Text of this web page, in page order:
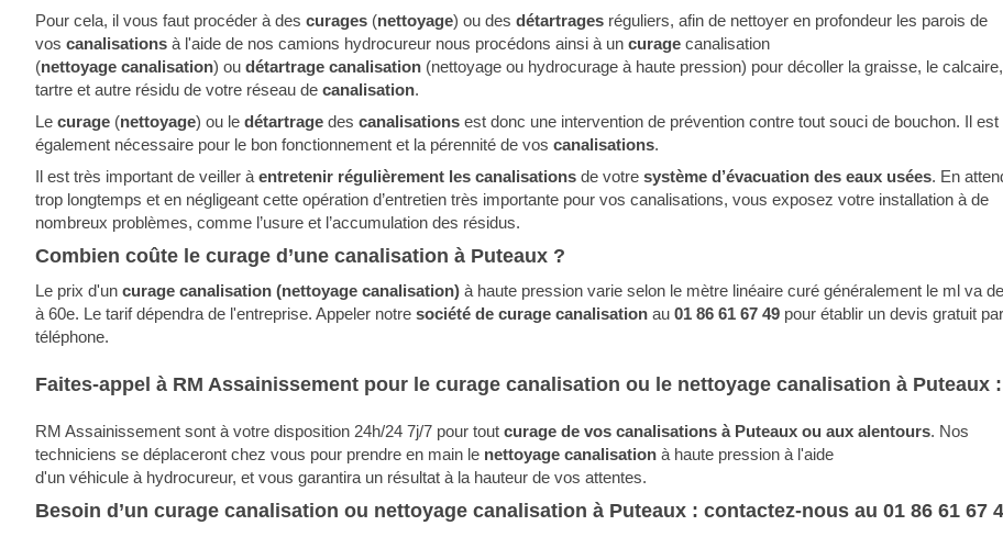
Pour cela, il vous faut procéder à des curages (nettoyage) ou des détartrages réguliers, afin de nettoyer en profondeur les parois de
vos canalisations à l'aide de nos camions hydrocureur nous procédons ainsi à un curage canalisation
(nettoyage canalisation) ou détartrage canalisation (nettoyage ou hydrocurage à haute pression) pour décoller la graisse, le
tartre et autre résidu de votre réseau de canalisation.
Le curage (nettoyage) ou le détartrage des canalisations est donc une intervention de prévention contre tout souci de bouchon. Il est
également nécessaire pour le bon fonctionnement et la pérennité de vos canalisations.
Il est très important de veiller à entretenir régulièrement les canalisations de votre système d’évacuation des eaux usées. En
trop longtemps et en négligeant cette opération d’entretien très importante pour vos canalisations, vous exposez votre installation à de
nombreux problèmes, comme l’usure et l’accumulation des résidus.
Combien coûte le curage d’une canalisation à Puteaux ?
Le prix d'un curage canalisation (nettoyage canalisation) à haute pression varie selon le mètre linéaire curé généralement le ml va
à 60e. Le tarif dépendra de l'entreprise. Appeler notre société de curage canalisation au 01 86 61 67 49 pour établir un devis gratuit par
téléphone.
Faites-appel à RM Assainissement pour le curage canalisation ou le nettoyage canalisation à Puteaux :
RM Assainissement sont à votre disposition 24h/24 7j/7 pour tout curage de vos canalisations à Puteaux ou aux alentours. Nos
techniciens se déplaceront chez vous pour prendre en main le nettoyage canalisation à haute pression à l'aide
d'un véhicule à hydrocureur, et vous garantira un résultat à la hauteur de vos attentes.
Besoin d’un curage canalisation ou nettoyage canalisation à Puteaux : contactez-nous au 01 86 61 67